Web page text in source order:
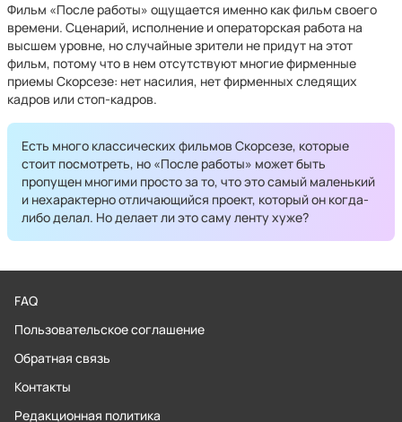
Фильм «После работы» ощущается именно как фильм своего
времени. Сценарий, исполнение и операторская работа на
высшем уровне, но случайные зрители не придут на этот
фильм, потому что в нем отсутствуют многие фирменные
приемы Скорсезе: нет насилия, нет фирменных следящих
кадров или стоп-кадров.
Есть много классических фильмов Скорсезе, которые
стоит посмотреть, но «После работы» может быть
пропущен многими просто за то, что это самый маленький
и нехарактерно отличающийся проект, который он когда-
либо делал. Но делает ли это саму ленту хуже?
FAQ
Пользовательское соглашение
Обратная связь
Контакты
Редакционная политика